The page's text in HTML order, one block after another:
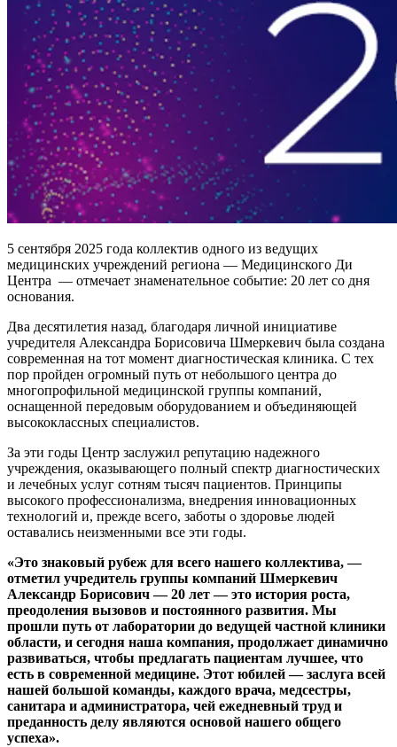
5 сентября 2025 года коллектив одного из ведущих
медицинских учреждений региона — Медицинского Ди
Центра — отмечает знаменательное событие: 20 лет со дня
основания.
Два десятилетия назад, благодаря личной инициативе
учредителя Александра Борисовича Шмеркевич была создана
современная на тот момент диагностическая клиника. С тех
пор пройден огромный путь от небольшого центра до
многопрофильной медицинской группы компаний,
оснащенной передовым оборудованием и объединяющей
высококлассных специалистов.
За эти годы Центр заслужил репутацию надежного
учреждения, оказывающего полный спектр диагностических
и лечебных услуг сотням тысяч пациентов. Принципы
высокого профессионализма, внедрения инновационных
технологий и, прежде всего, заботы о здоровье людей
оставались неизменными все эти годы.
«Это знаковый рубеж для всего нашего коллектива, —
отметил учредитель группы компаний Шмеркевич
Александр Борисович— 20 лет — это история роста,
преодоления вызовов и постоянного развития. Мы
прошли путь от лаборатории до ведущей частной клиники
области, и сегодня наша компания, продолжает динамично
развиваться, чтобы предлагать пациентам лучшее, что
есть в современной медицине. Этот юбилей — заслуга всей
нашей большой команды, каждого врача, медсестры,
санитара и администратора, чей ежедневный труд и
преданность делу являются основой нашего общего
успеха».